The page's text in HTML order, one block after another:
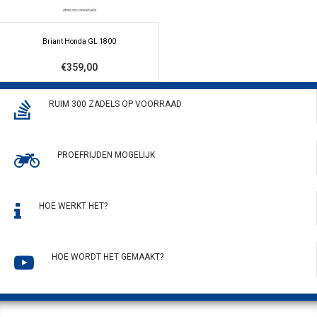
Briant Honda GL 1800
€359,00
RUIM 300 ZADELS OP VOORRAAD
PROEFRIJDEN MOGELIJK
HOE WERKT HET?
HOE WORDT HET GEMAAKT?